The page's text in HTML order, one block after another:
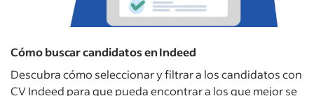
Cómo buscar candidatos en Indeed
Descubra cómo seleccionar y filtrar a los candidatos con
CV Indeed para que pueda encontrar a los que mejor se